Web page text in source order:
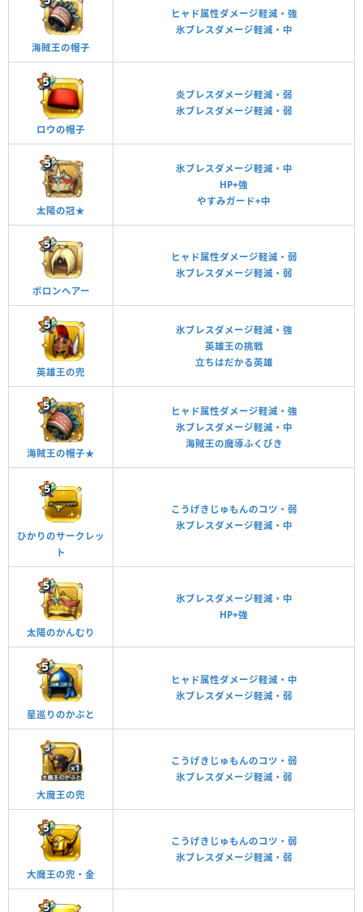
海賊王の帽子
ヒャド属性ダメージ軽減・強
氷ブレスダメージ軽減・中
ロウの帽子
炎ブレスダメージ軽減・弱
氷ブレスダメージ軽減・弱
太陽の冠★
氷ブレスダメージ軽減・中
HP+強
やすみガード+中
ポロンヘアー
ヒャド属性ダメージ軽減・弱
氷ブレスダメージ軽減・弱
英雄王の兜
氷ブレスダメージ軽減・強
英雄王の挑戦
立ちはだかる英雄
海賊王の帽子★
ヒャド属性ダメージ軽減・強
氷ブレスダメージ軽減・中
海賊王の魔導ふくびき
ひかりのサークレッ
ト
こうげきじゅもんのコツ・弱
氷ブレスダメージ軽減・中
太陽のかんむり
氷ブレスダメージ軽減・中
HP+強
星巡りのかぶと
ヒャド属性ダメージ軽減・中
氷ブレスダメージ軽減・弱
大魔王の兜
こうげきじゅもんのコツ・弱
氷ブレスダメージ軽減・弱
大魔王の兜・金
こうげきじゅもんのコツ・弱
氷ブレスダメージ軽減・弱